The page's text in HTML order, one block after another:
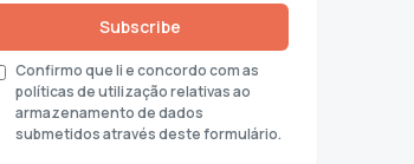
Subscribe
Confirmo que li e concordo com as
políticas de utilização relativas ao
armazenamento de dados
submetidos através deste formulário.